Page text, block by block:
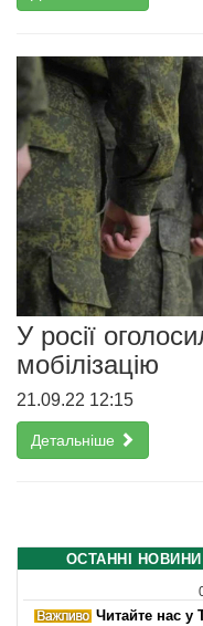
У росії
мобілізацію
21.09.22 12:15
Детальніше
ОСТАННІ НОВИНИ
Читайте нас у